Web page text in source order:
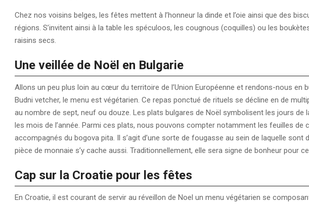
Chez nos voisins belges, les fêtes mettent à l’honneur la dinde et l’oie ainsi que des
régions. S’invitent ainsi à la table les spéculoos, les cougnous (coquilles) ou les
raisins secs.
Une veillée de Noël en Bulgarie
Allons un peu plus loin au cœur du territoire de l’Union Européenne et rendons-nous en
Budni vetcher, le menu est végétarien. Ce repas ponctué de rituels se décline en de
au nombre de sept, neuf ou douze. Les plats bulgares de Noël symbolisent les jours de
les mois de l’année. Parmi ces plats, nous pouvons compter notamment les feuilles
accompagnés du bogova pita. Il s’agit d’une sorte de fougasse au sein de laquelle sont
pièce de monnaie s’y cache aussi. Traditionnellement, elle sera signe de bonheur pour
Cap sur la Croatie pour les fêtes
En Croatie, il est courant de servir au réveillon de Noel un menu végétarien se